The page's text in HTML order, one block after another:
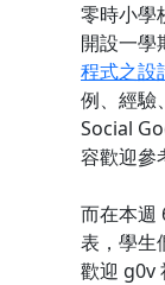
零時小學
開設一學
程式之設
例、經驗
Social
容歡迎參
而在本週
表，學生
歡迎 g0v